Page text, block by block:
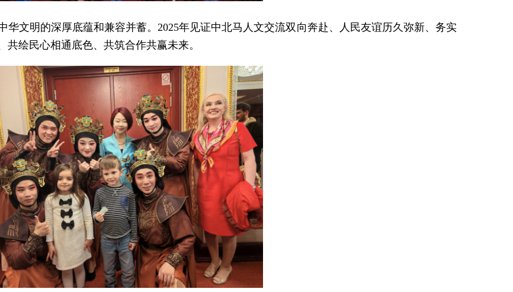
华文明的深厚底蕴和兼容并蓄。2025年见证中北马人文交流双向奔赴、人民友谊历久弥新、务实
绘民心相通底色、共筑合作共赢未来。